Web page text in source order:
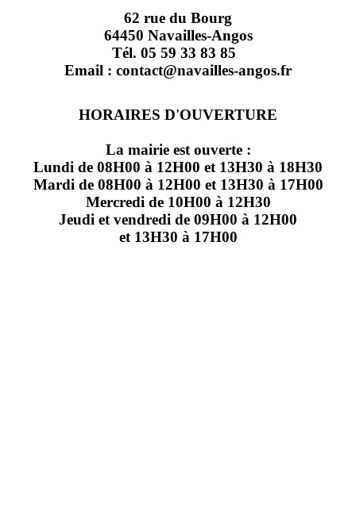
62 rue du Bourg
64450 Navailles-Angos
Tél. 05 59 33 83 85
Email : contact@navailles-angos.fr
HORAIRES D'OUVERTURE
La mairie est ouverte :
Lundi de 08H00 à 12H00 et 13H30 à 18H30
Mardi de 08H00 à 12H00 et 13H30 à 17H00
Mercredi de 10H00 à 12H30
Jeudi et vendredi de 09H00 à 12H00
et 13H30 à 17H00